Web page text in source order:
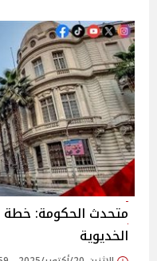
متحدث الحكومة: خطة
الخديوية